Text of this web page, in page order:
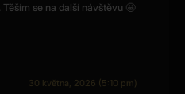
se na další návštěvu 🤩
30 května, 2026 (5:10 pm)